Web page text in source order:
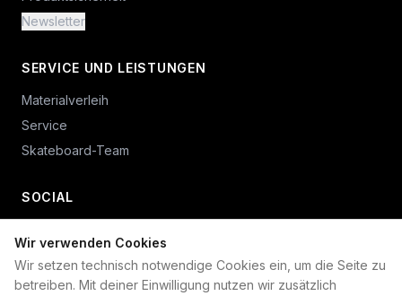
Wir verwenden Cookies
Wir setzen technisch notwendige Cookies ein, um die Seite zu
betreiben. Mit deiner Einwilligung nutzen wir zusätzlich
Newsletter
SERVICE UND LEISTUNGEN
Materialverleih
Service
Skateboard-Team
SOCIAL
+49 234 687 00 38
shop@plan-b-funsport.de